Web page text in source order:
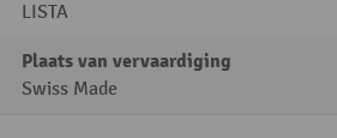
LISTA
Plaats van vervaardiging
Swiss Made